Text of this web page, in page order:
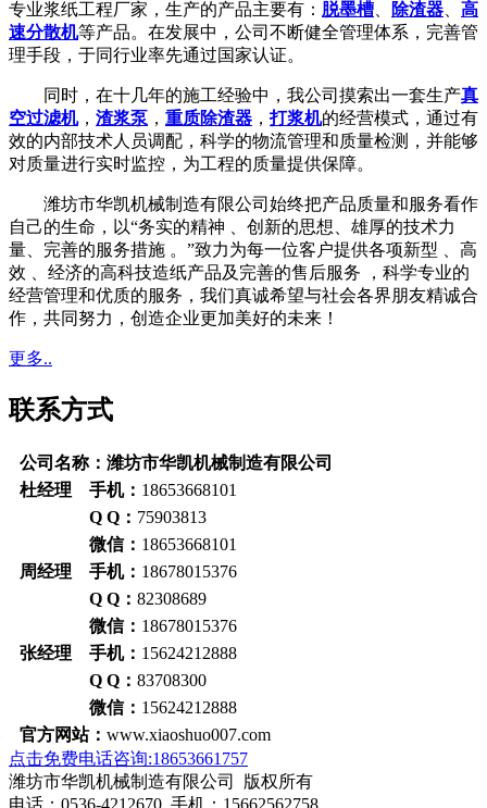
专业浆纸工程厂家，生产的产品主要有： 脱墨槽、 除渣器、 高
速分散机等产品。在发展中，公司不断健全管理体系，完善管
理手段，于同行业率先通过国家认证。
同时，在十几年的施工经验中，我公司摸索出一套生产真
空过滤机， 渣浆泵 ， 重质除渣器 ，打浆机的经营模式，通过有
效的内部技术人员调配，科学的物流管理和质量检测，并能够
对质量进行实时监控，为工程的质量提供保障。
潍坊市华凯机械制造有限公司始终把产品质量和服务看作
自己的生命，以“务实的精神 、创新的思想、雄厚的技术力
量、完善的服务措施 。”致力为每一位客户提供各项新型 、高
效 、经济的高科技造纸产品及完善的售后服务 ，科学专业的
经营管理和优质的服务，我们真诚希望与社会各界朋友精诚合
作，共同努力，创造企业更加美好的未来！
更多..
联系方式
公司名称：潍坊市华凯机械制造有限公司
杜经理 手机： 18653668101
Q Q： 75903813
微信： 18653668101
周经理 手机： 18678015376
Q Q： 82308689
微信： 18678015376
张经理 手机： 15624212888
Q Q： 83708300
微信： 15624212888
官方网站： www.xiaoshuo007.com
点击免费电话咨询:18653661757
潍坊市华凯机械制造有限公司 版权所有